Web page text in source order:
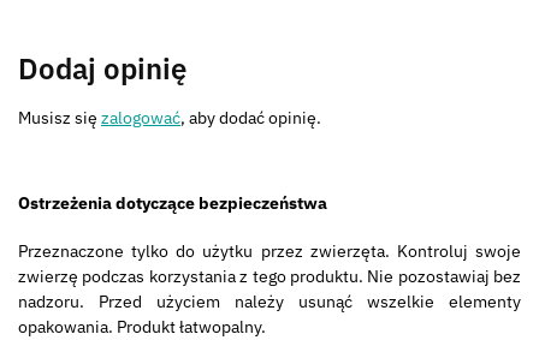
Dodaj opinię
Musisz się zalogować, aby dodać opinię.
Ostrzeżenia dotyczące bezpieczeństwa
Przeznaczone tylko do użytku przez zwierzęta. Kontroluj swoje
zwierzę podczas korzystania z tego produktu. Nie pozostawiaj bez
nadzoru. Przed użyciem należy usunąć wszelkie elementy
opakowania. Produkt łatwopalny.